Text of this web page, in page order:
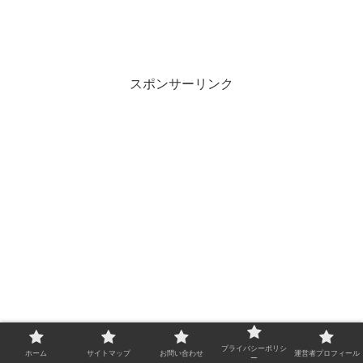
スポンサーリンク
ホーム サイトマップ お問い合わせ
プライバシーポリシ
ー
運営者プロフィール